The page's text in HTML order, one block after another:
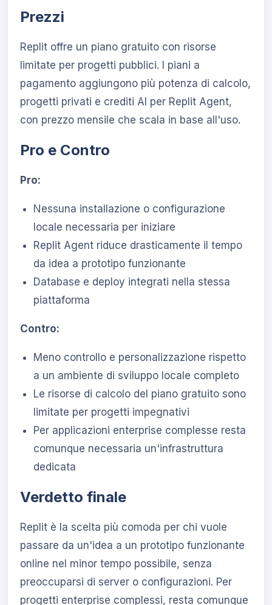
Prezzi
Replit offre un piano gratuito con risorse
limitate per progetti pubblici. I piani a
pagamento aggiungono più potenza di calcolo,
progetti privati e crediti AI per Replit Agent,
con prezzo mensile che scala in base all'uso.
Pro e Contro
Pro:
Nessuna installazione o configurazione
locale necessaria per iniziare
Replit Agent riduce drasticamente il tempo
da idea a prototipo funzionante
Database e deploy integrati nella stessa
piattaforma
Contro:
Meno controllo e personalizzazione rispetto
a un ambiente di sviluppo locale completo
Le risorse di calcolo del piano gratuito sono
limitate per progetti impegnativi
Per applicazioni enterprise complesse resta
comunque necessaria un'infrastruttura
dedicata
Verdetto finale
Replit è la scelta più comoda per chi vuole
passare da un'idea a un prototipo funzionante
online nel minor tempo possibile, senza
preoccuparsi di server o configurazioni. Per
progetti enterprise complessi, resta comunque